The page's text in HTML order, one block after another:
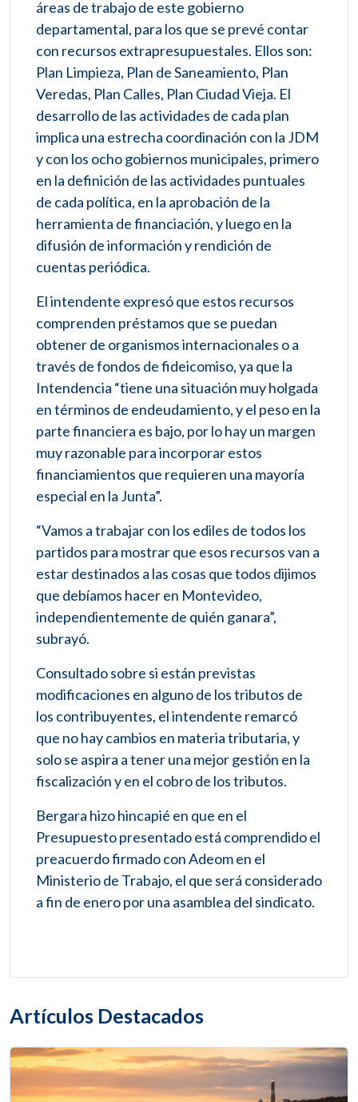
áreas de trabajo de este gobierno
departamental, para los que se prevé contar
con recursos extrapresupuestales. Ellos son:
Plan Limpieza, Plan de Saneamiento, Plan
Veredas, Plan Calles, Plan Ciudad Vieja. El
desarrollo de las actividades de cada plan
implica una estrecha coordinación con la JDM
y con los ocho gobiernos municipales, primero
en la definición de las actividades puntuales
de cada política, en la aprobación de la
herramienta de financiación, y luego en la
difusión de información y rendición de
cuentas periódica.
El intendente expresó que estos recursos
comprenden préstamos que se puedan
obtener de organismos internacionales o a
través de fondos de fideicomiso, ya que la
Intendencia “tiene una situación muy holgada
en términos de endeudamiento, y el peso en la
parte financiera es bajo, por lo hay un margen
muy razonable para incorporar estos
financiamientos que requieren una mayoría
especial en la Junta”.
“Vamos a trabajar con los ediles de todos los
partidos para mostrar que esos recursos van a
estar destinados a las cosas que todos dijimos
que debíamos hacer en Montevideo,
independientemente de quién ganara”,
subrayó.
Consultado sobre si están previstas
modificaciones en alguno de los tributos de
los contribuyentes, el intendente remarcó
que no hay cambios en materia tributaria, y
solo se aspira a tener una mejor gestión en la
fiscalización y en el cobro de los tributos.
Bergara hizo hincapié en que en el
Presupuesto presentado está comprendido el
preacuerdo firmado con Adeom en el
Ministerio de Trabajo, el que será considerado
a fin de enero por una asamblea del sindicato.
Artículos Destacados